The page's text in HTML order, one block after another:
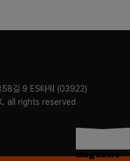
58길 9 ES타워 (03922)
all rights reserved
Magazine